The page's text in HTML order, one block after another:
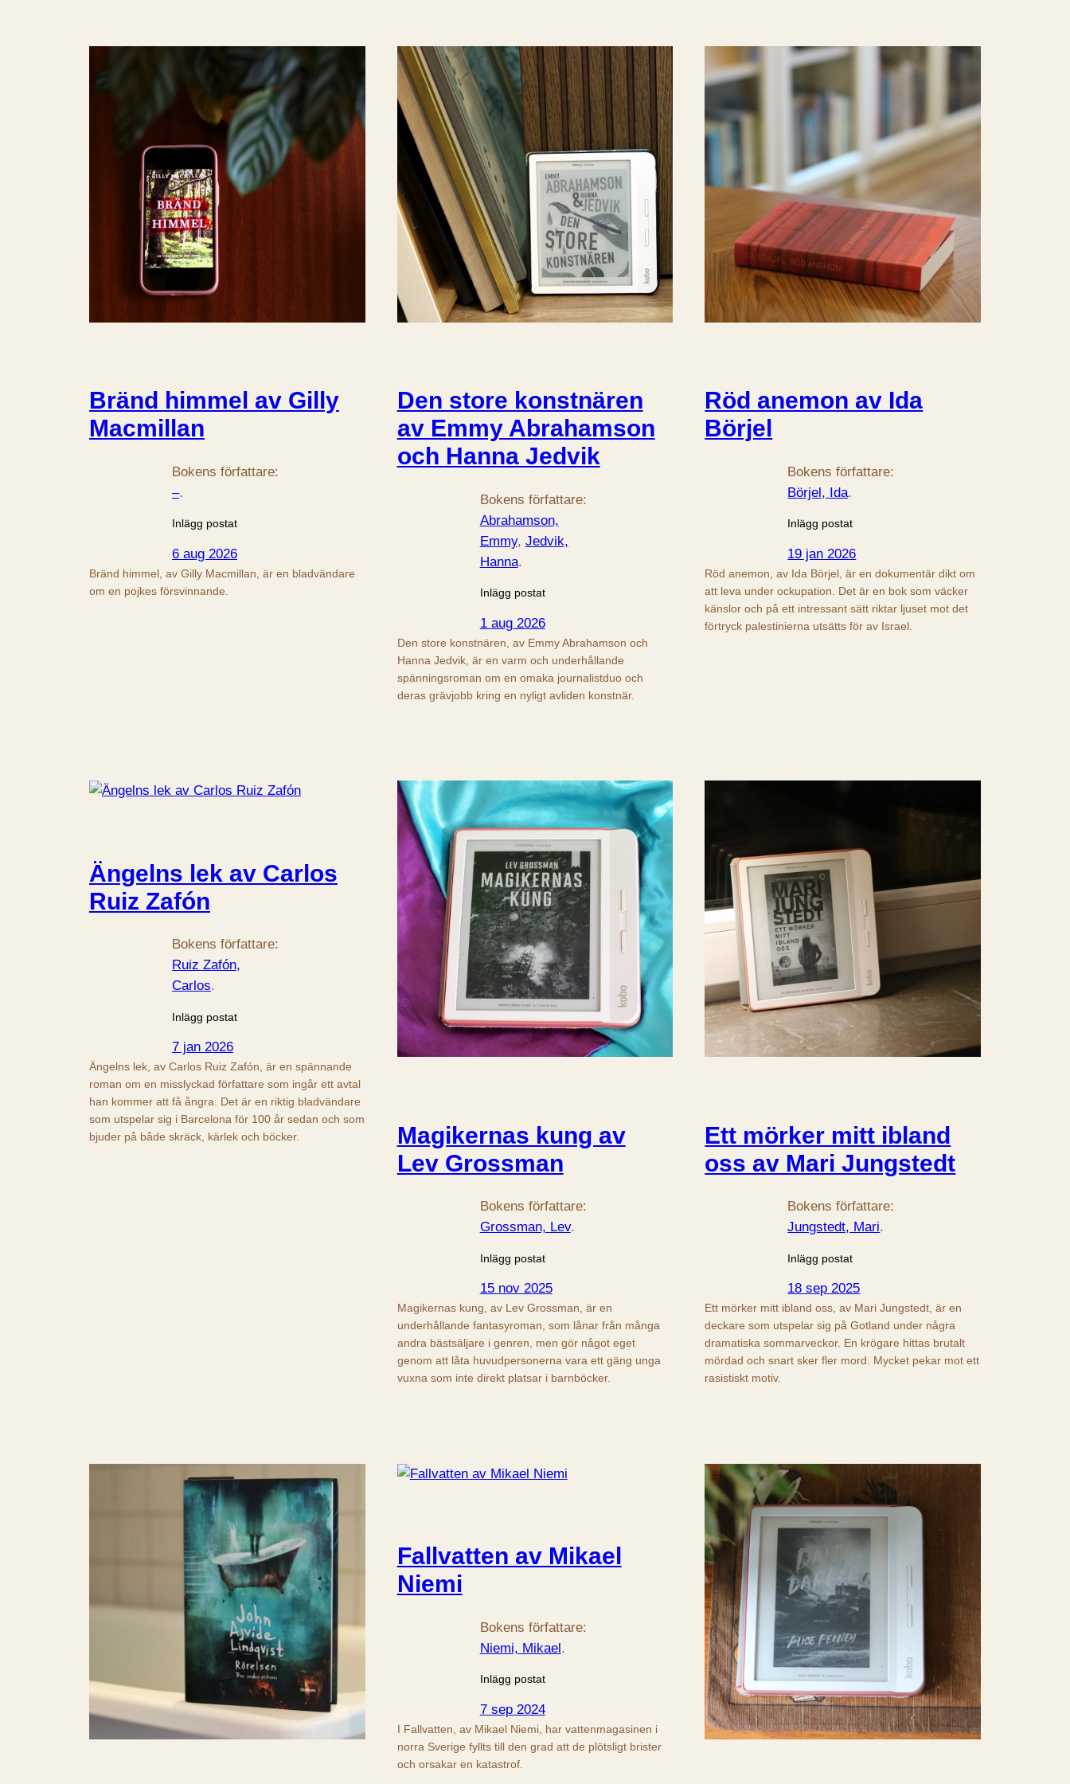
Bränd himmel av Gilly
Macmillan
Bokens författare:
–.
Inlägg postat
6 aug 2026
Bränd himmel, av Gilly Macmillan, är en bladvändare
om en pojkes försvinnande.
Den store konstnären
av Emmy Abrahamson
och Hanna Jedvik
Bokens författare:
Abrahamson,
Emmy, Jedvik,
Hanna.
Inlägg postat
1 aug 2026
Den store konstnären, av Emmy Abrahamson och
Hanna Jedvik, är en varm och underhållande
spänningsroman om en omaka journalistduo och
deras grävjobb kring en nyligt avliden konstnär.
Röd anemon av Ida
Börjel
Bokens författare:
Börjel, Ida.
Inlägg postat
19 jan 2026
Röd anemon, av Ida Börjel, är en dokumentär dikt om
att leva under ockupation. Det är en bok som väcker
känslor och på ett intressant sätt riktar ljuset mot det
förtryck palestinierna utsätts för av Israel.
Ängelns lek av Carlos
Ruiz Zafón
Bokens författare:
Ruiz Zafón,
Carlos.
Inlägg postat
7 jan 2026
Ängelns lek, av Carlos Ruiz Zafón, är en spännande
roman om en misslyckad författare som ingår ett avtal
han kommer att få ångra. Det är en riktig bladvändare
som utspelar sig i Barcelona för 100 år sedan och som
bjuder på både skräck, kärlek och böcker.
Magikernas kung av
Lev Grossman
Bokens författare:
Grossman, Lev.
Inlägg postat
15 nov 2025
Magikernas kung, av Lev Grossman, är en
underhållande fantasyroman, som lånar från många
andra bästsäljare i genren, men gör något eget
genom att låta huvudpersonerna vara ett gäng unga
vuxna som inte direkt platsar i barnböcker.
Ett mörker mitt ibland
oss av Mari Jungstedt
Bokens författare:
Jungstedt, Mari.
Inlägg postat
18 sep 2025
Ett mörker mitt ibland oss, av Mari Jungstedt, är en
deckare som utspelar sig på Gotland under några
dramatiska sommarveckor. En krögare hittas brutalt
mördad och snart sker fler mord. Mycket pekar mot ett
rasistiskt motiv.
Fallvatten av Mikael
Niemi
Bokens författare:
Niemi, Mikael.
Inlägg postat
7 sep 2024
I Fallvatten, av Mikael Niemi, har vattenmagasinen i
norra Sverige fyllts till den grad att de plötsligt brister
och orsakar en katastrof.